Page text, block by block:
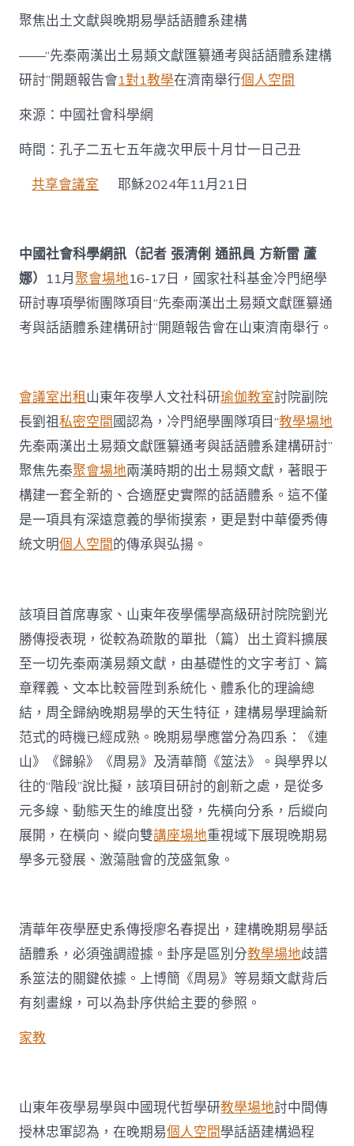
出
土
文
獻
與
晚
學
話
體
——
“先
秦
兩
漢
出
文
獻
匯
纂
通
考
與
話
語
體
系
格
講
座
建
構
研
討”
開
題
報
告
會
在
濟
南
舉
行〉
聚焦出土文獻與晚期易學話語體系建構
——“先秦兩漢出土易類文獻匯纂通考與話語體系建構
研討”開題報告會1對1教學在濟南舉行個人空間
來源：中國社會科學網
時間：孔子二五七五年歲次甲辰十月廿一日己丑
共享會議室 耶穌2024年11月21日
中國社會科學網訊（記者 張清俐 通訊員 方新雷 蘆
娜） 11月聚會場地16-17日，國家社科基金冷門絕學
研討專項學術團隊項目“先秦兩漢出土易類文獻匯纂通
考與話語體系建構研討”開題報告會在山東濟南舉行。
會議室出租山東年夜學人文社科研瑜伽教室討院副院
長劉祖私密空間 國認為，冷門絕學團隊項目“教學場地
先秦兩漢出土易類文獻匯纂通考與話語體系建構研討”
聚焦先秦聚會場地兩漢時期的出土易類文獻，著眼于
構建一套全新的、合適歷史實際的話語體系。這不僅
是一項具有深遠意義的學術摸索，更是對中華優秀傳
統文明個人空間的傳承與弘揚。
該項目首席專家、山東年夜學儒學高級研討院院劉光
勝傳授表現，從較為疏散的單批（篇）出土資料擴展
至一切先秦兩漢易類文獻，由基礎性的文字考訂、篇
章釋義、文本比較晉陞到系統化、體系化的理論總
結，周全歸納晚期易學的天生特征，建構易學理論新
范式的時機已經成熟。晚期易學應當分為四系：《連
山》《歸躲》《周易》及清華簡《筮法》。與學界以
往的“階段”說比擬，該項目研討的創新之處，是從多
元多線、動態天生的維度出發，先橫向分系，后縱向
展開，在橫向、縱向雙講座場地重視域下展現晚期易
學多元發展、激蕩融會的茂盛氣象。
清華年夜學歷史系傳授廖名春提出，建構晚期易學話
語體系，必須強調證據。卦序是區別分教學場地歧譜
系筮法的關鍵依據。上博簡《周易》等易類文獻背后
有刻畫線，可以為卦序供給主要的參照。
家教
山東年夜學易學與中國現代哲學研教學場地討中間傳
授林忠軍認為，在晚期易個人空間學話語建構過程